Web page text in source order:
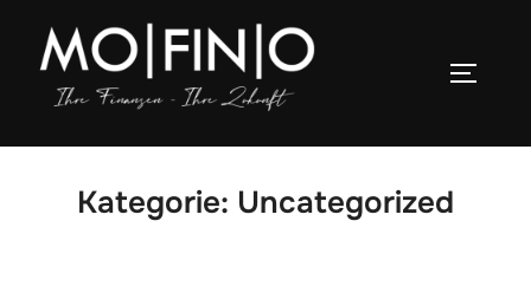
Inhalten
springen
Kategorie: Uncategorized